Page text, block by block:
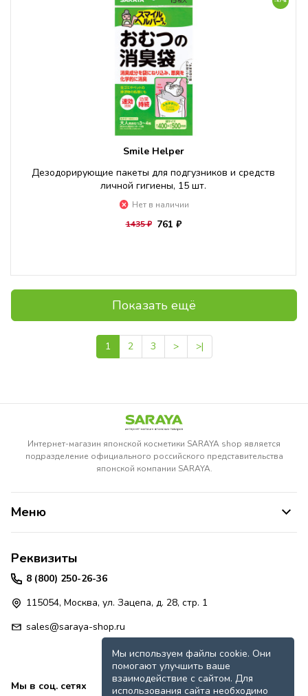
Smile Helper
Дезодорирующие пакеты для подгузников и средств
личной гигиены, 15 шт.
Нет в наличии
1435 ₽ 761 ₽
Показать ещё
1 2 3 > >|
Интернет-магазин японской косметики SARAYA shop является
подразделение официального российского представительства
японской компании SARAYA.
Меню
Реквизиты
8 (800) 250-26-36
115054, Москва, ул. Зацепа, д. 28, стр. 1
sales@saraya-shop.ru
Мы в соц. сетях
Мы используем файлы cookie. Они
помогают улучшить ваше
взаимодействие с сайтом. Для
использования сайта необходимо